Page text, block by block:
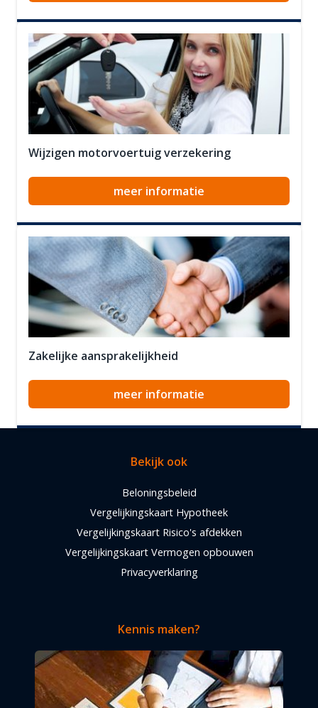
Wijzigen motorvoertuig verzekering
meer informatie
Zakelijke aansprakelijkheid
meer informatie
Bekijk ook
Beloningsbeleid
Vergelijkingskaart Hypotheek
Vergelijkingskaart Risico's afdekken
Vergelijkingskaart Vermogen opbouwen
Privacyverklaring
Kennis maken?